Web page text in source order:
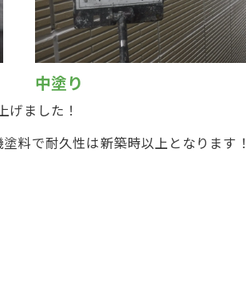
中塗り
げました！
料で耐久性は新築時以上となります！